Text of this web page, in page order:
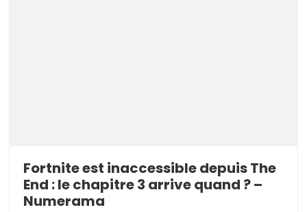
Fortnite est inaccessible depuis The
End : le chapitre 3 arrive quand ? –
Numerama